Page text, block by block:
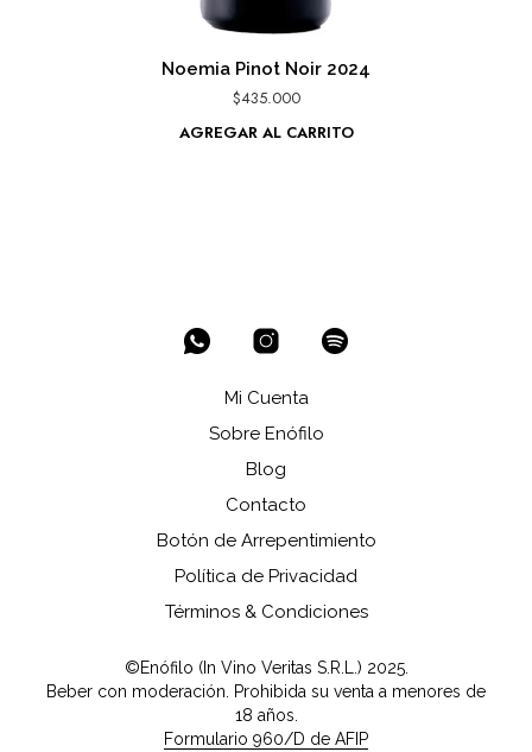
Noemia Pinot Noir 2024
$435.000
AGREGAR AL CARRITO
Mi Cuenta
Sobre Enófilo
Blog
Contacto
Botón de Arrepentimiento
Política de Privacidad
Términos & Condiciones
©Enófilo (In Vino Veritas S.R.L.) 2025.
Beber con moderación. Prohibida su venta a menores de
18 años.
Formulario 960/D de AFIP